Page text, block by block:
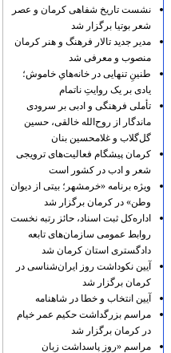
نشست تاریخ شفاهی کرمان و عصر
شعر بوتیا برگزار شد
مدیر جدید تالار فرهنگ و هنر کرمان
منصوب و معرفی شد
طنینِ تنهایی در خانه‌هایِ خاموش؛
یادی بر یک روایتِ ناتمام
تأملی فرهنگی و ادبی بر سرودی
ماندگار از روح‌الله خالقی، حسین
گل‌گلاب و غلامحسین بنان
کرمان پیشگام فعالیت‌های ترویجی
شعر و ادب در کشور است
ویژه برنامه «خرمشهر؛ بیتی از دیوان
وطن» در کرمان برگزار شد
اداره‌کل ثبت اسناد، حائز رتبه نخست
روابط عمومی سازمان‌های تابعه
دادگستری استان کرمان شد
آیین نکوداشت روز ایران‌شناسی در
کرمان برگزار شد
آیین انتخاب و خطا در شاهنامه
مراسم بزرگداشت حکیم عمر خیام
در کرمان برگزار شد
مراسم «روز پاسداشت زبان